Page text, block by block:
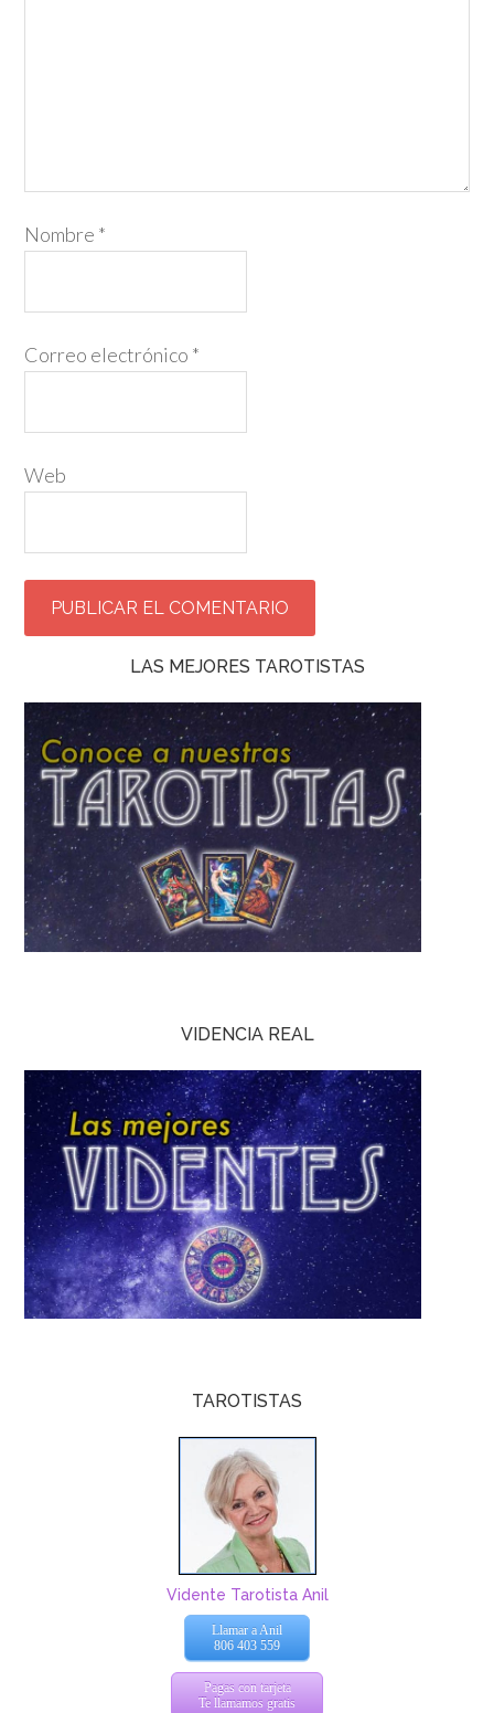
Nombre *
Correo electrónico *
Web
LAS MEJORES TAROTISTAS
VIDENCIA REAL
TAROTISTAS
Vidente Tarotista Anil
Llamar a Anil
806 403 559
Pagas con tarjeta
Te llamamos gratis